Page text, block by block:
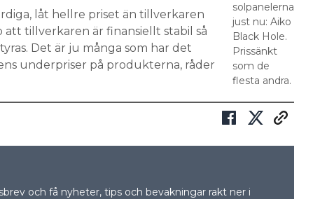
solpanelerna
just nu: Aiko
Black Hole.
Prissänkt
som de
flesta andra.
låt hellre priset än tillverkaren
att tillverkaren är finansiellt stabil så
Det är ju många som har det
underpriser på produkterna, råder
och få nyheter, tips och bevakningar rakt ner i